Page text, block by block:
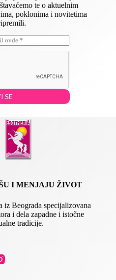
te o aktuelnim
poklonima i novitetima
SE
I MENJAJU ŽIVOT
iz Beograda specijalizovana
i dela zapadne i istočne
tradicije.